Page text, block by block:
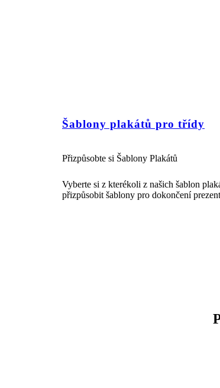
Šablony plakátů pro třídy
Přizpůsobte si Šablony Plakátů
Vyberte si z kterékoli z našich šablon
přizpůsobit šablony pro dokončení